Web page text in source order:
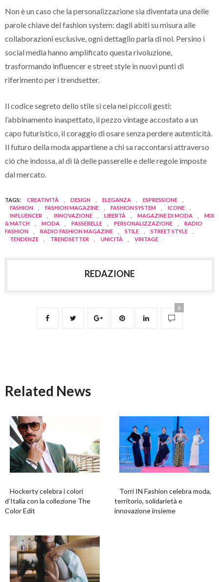
Non è un caso che la personalizzazione sia diventata una delle
parole chiave del fashion system: dagli abiti su misura alle
collaborazioni esclusive, ogni dettaglio parla di noi. Persino i
social media hanno amplificato questa rivoluzione,
trasformando influencer e street style in nuovi punti di
riferimento per i trendsetter.
Il codice segreto dello stile si cela nei piccoli gesti:
l’abbinamento inaspettato, il pezzo vintage accostato a un
capo futuristico, il coraggio di osare senza perdere autenticità.
Il futuro della moda appartiene a chi sa raccontarsi attraverso
ciò che indossa, al di là delle passerelle e delle regole imposte
dal mercato.
TAGS: CREATIVITÀ DESIGN ELEGANZA ESPRESSIONE
FASHION
FASHION MAGAZINE FASHION SYSTEM ICONE
INFLUENCER
INNOVAZIONE LIBERTÀ MAGAZINE DI MODA
MIX
& MATCH
MODA PASSERELLE PERSONALIZZAZIONE
RADIO
FASHION
RADIO FASHION MAGAZINE STILE STREET STYLE
TENDENZE
TRENDSETTER UNICITÀ VINTAGE
REDAZIONE
0
Related News
Hockerty celebra i colori
d’Italia con la collezione The
Color Edit
Torri IN Fashion celebra moda,
territorio, solidarietà e
innovazione insieme